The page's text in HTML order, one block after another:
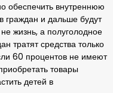
обеспечить внутреннюю
граждан и дальше будут
жизнь, а полуголодное
тратят средства только
60 процентов не имеют
товары
детей в